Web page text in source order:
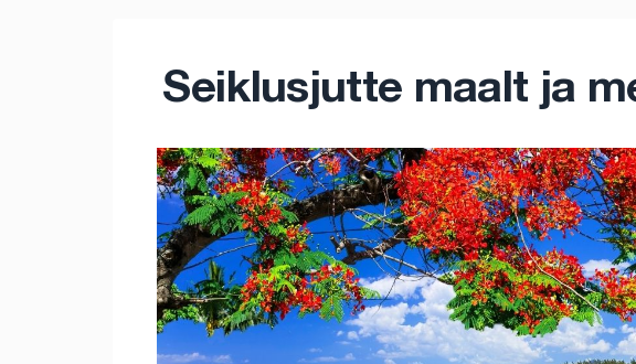
Seiklusjutte maalt ja